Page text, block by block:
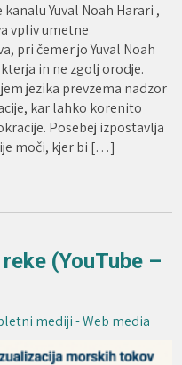
Yuval Noah Harari ,
vpliv umetne
pri čemer jo Yuval Noah
in ne zgolj orodje.
jezika prevzema nadzor
kar lahko korenito
Posebej izpostavlja
moči, kjer bi […]
(YouTube –
mediji - Web media